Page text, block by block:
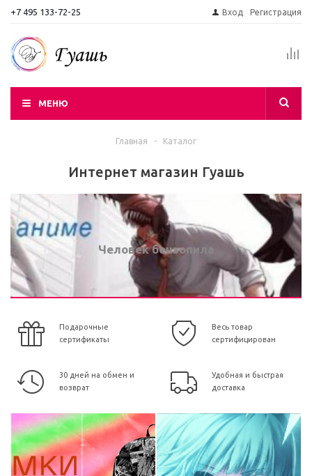
+7 495 133-72-25 Вход Регистрация
МЕНЮ
Главная - Каталог
Интернет магазин Гуашь
Человек бензопила
Подарочные
сертификаты
Весь товар
сертифицирован
30 дней на обмен и
возврат
Удобная и быстрая
доставка